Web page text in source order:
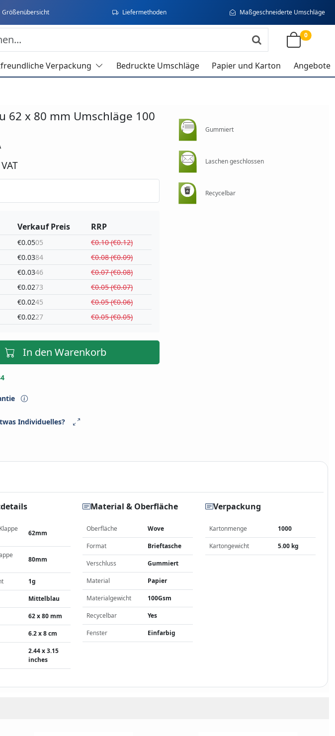
Größenübersicht Liefermethoden Maßgeschneiderte Umschläge
0
Verpackung Bedruckte Umschläge Papier und Karton Angebote
62 x 80 mm Umschläge 100
Verkauf Preis
€0.0505
€0.0384
€0.0346
€0.0273
€0.0245
€0.0227
RRP
€0.10 (€0.12)
€0.08 (€0.09)
€0.07 (€0.08)
€0.05 (€0.07)
€0.05 (€0.06)
€0.05 (€0.05)
In den Warenkorb
Individuelles?
Gummiert
Laschen geschlossen
Recycelbar
62mm
80mm
1g
Mittelblau
62 x 80 mm
6.2 x 8 cm
2.44 x 3.15
inches
Material & Oberfläche
Oberfläche Wove
Format Brieftasche
Verschluss Gummiert
Material Papier
Materialgewicht 100Gsm
Recycelbar Yes
Fenster Einfarbig
Verpackung
Kartonmenge 1000
Kartongewicht 5.00 kg